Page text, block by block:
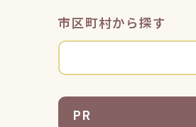
市区町村から探す
PR